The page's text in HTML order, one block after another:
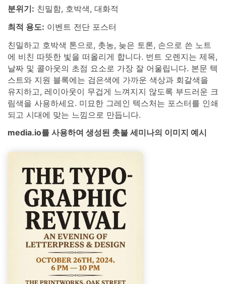
분위기: 친밀함, 호박색, 대화적
최적 용도: 이벤트 전단 포스터
친밀하고 호박색 톤으로, 촛농, 늦은 토론, 손으로 쓴 노트
에 비친 따뜻한 빛을 떠올리게 합니다. 번트 오렌지는 제목,
날짜 및 콜아웃의 초점 요소로 가장 잘 어울립니다. 본문 텍
스트와 지원 블록에는 검은색에 가까운 색상과 회갈색을
유지하고, 레이아웃이 무겁게 느껴지지 않도록 부드러운 크
림색을 사용하세요. 미묘한 그레인 텍스처는 포스터를 인쇄
되고 시대에 맞는 느낌으로 만듭니다.
media.io를 사용하여 생성된 촛불 세미나의 이미지 예시